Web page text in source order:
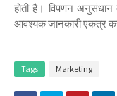
होती है। विपणन अनुसंधान
आवश्यक जानकारी एकत्र
Tags Marketing